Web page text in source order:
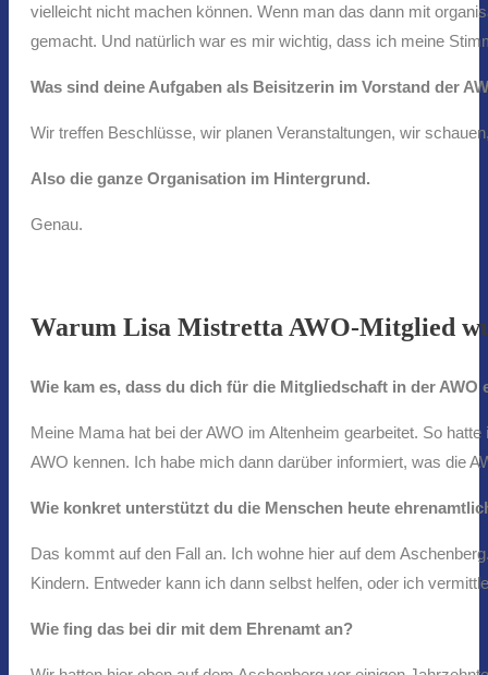
vielleicht nicht machen können. Wenn man das dann mit
gemacht. Und natürlich war es mir wichtig, dass ich meine
Was sind deine Aufgaben als Beisitzerin im Vorstand der
Wir treffen Beschlüsse, wir planen Veranstaltungen, wir
Also die ganze Organisation im Hintergrund.
Genau.
Warum Lisa Mistretta AWO-Mitglied
Wie kam es, dass du dich für die Mitgliedschaft in der
Meine Mama hat bei der AWO im Altenheim gearbeitet. So
AWO kennen. Ich habe mich dann darüber informiert, was die
Wie konkret unterstützt du die Menschen heute
Das kommt auf den Fall an. Ich wohne hier auf dem
Kindern. Entweder kann ich dann selbst helfen, oder ich
Wie fing das bei dir mit dem Ehrenamt an?